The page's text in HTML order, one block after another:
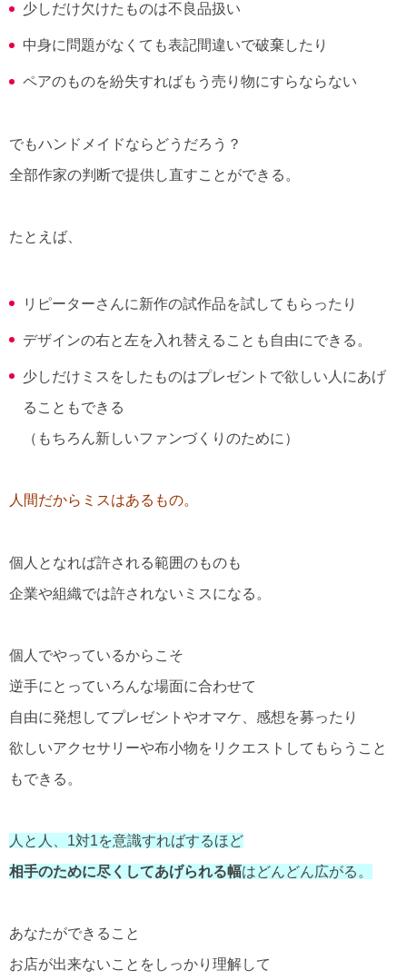
少しだけ欠けたものは不良品扱い
中身に問題がなくても表記間違いで破棄したり
ペアのものを紛失すればもう売り物にすらならない
でもハンドメイドならどうだろう？
全部作家の判断で提供し直すことができる。
たとえば、
リピーターさんに新作の試作品を試してもらったり
デザインの右と左を入れ替えることも自由にできる。
少しだけミスをしたものはプレゼントで欲しい人にあげ
ることもできる
（もちろん新しいファンづくりのために）
人間だからミスはあるもの。
個人となれば許される範囲のものも
企業や組織では許されないミスになる。
個人でやっているからこそ
逆手にとっていろんな場面に合わせて
自由に発想してプレゼントやオマケ、感想を募ったり
欲しいアクセサリーや布小物をリクエストしてもらうこと
もできる。
人と人、1対1を意識すればするほど
相手のために尽くしてあげられる幅はどんどん広がる。
あなたができること
お店が出来ないことをしっかり理解して